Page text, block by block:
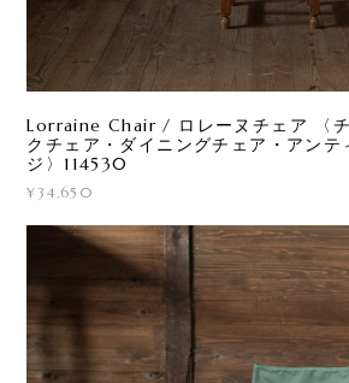
Lorraine Chair / ロレーヌチェア 〈
クチェア・ダイニングチェア・アンテ
ジ〉114530
¥34,650